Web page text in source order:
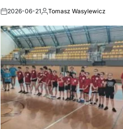
Post2026-06-21By:Tomasz Wasylewicz